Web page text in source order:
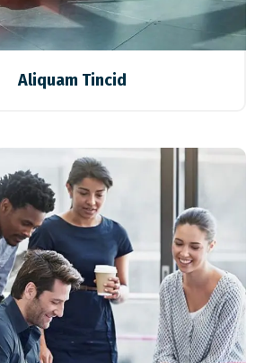
Aliquam Tincid